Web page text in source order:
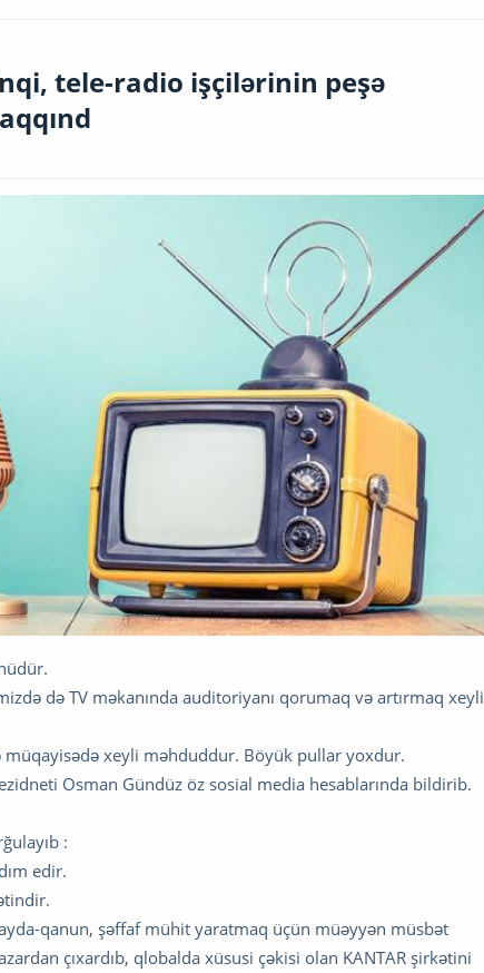
tele-radio işçilərinin peşə
də TV məkanında auditoriyanı qorumaq və artırmaq xeyli
müqayisədə xeyli məhduddur. Böyük pullar yoxdur.
Osman Gündüz öz sosial media hesablarında bildirib.
:
edir.
qanun, şəffaf mühit yaratmaq üçün müəyyən müsbət
çıxardıb, qlobalda xüsusi çəkisi olan KANTAR şirkətini